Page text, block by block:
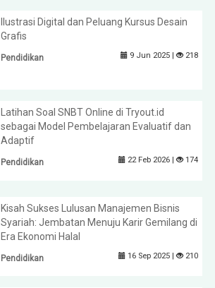
Ilustrasi Digital dan Peluang Kursus Desain
Grafis
Pendidikan 9 Jun 2025 | 218
Latihan Soal SNBT Online di Tryout.id
sebagai Model Pembelajaran Evaluatif dan
Adaptif
Pendidikan 22 Feb 2026 | 174
Kisah Sukses Lulusan Manajemen Bisnis
Syariah: Jembatan Menuju Karir Gemilang di
Era Ekonomi Halal
Pendidikan 16 Sep 2025 | 210